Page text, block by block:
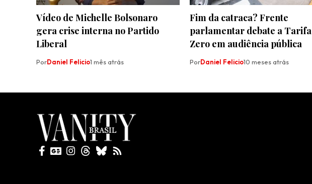
Vídeo de Michelle Bolsonaro
gera crise interna no Partido
Liberal
PorDaniel Felicio1 mês atrás
Fim da catraca? Frente
parlamentar debate a Tarifa
Zero em audiência pública
PorDaniel Felicio10 meses atrás